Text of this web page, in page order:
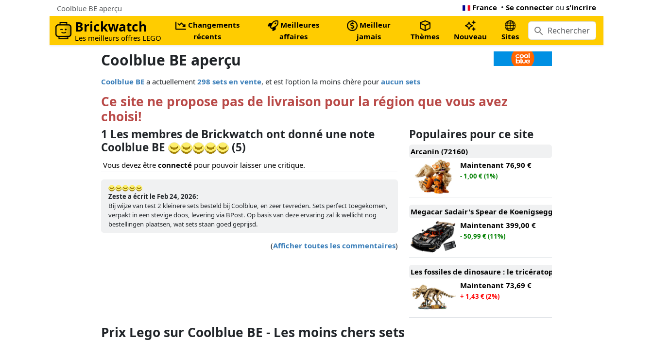
Coolblue BE aperçu France • Se connecter ou s'incrire
Brickwatch
Les meilleurs offres LEGO
Changements
récents
Meilleures
affaires
Meilleur
jamais
Thèmes Nouveau Sites
Coolblue BE aperçu
Coolblue BE a actuellement298 sets en vente, et est l'option la moins chère pouraucun sets
Ce site ne propose pas de livraison pour la région que vous avez
choisi!
1 Les membres de Brickwatch ont donné une note
Coolblue BE
(5)
Vous devez être connecté pour pouvoir laisser une critique.
Zeste a écrit le Feb 24, 2026:
Bij wijze van test 2 kleinere sets besteld bij Coolblue, en zeer tevreden. Sets perfect toegekomen,
verpakt in een stevige doos, levering via BPost. Op basis van deze ervaring zal ik wellicht nog
bestellingen plaatsen, wat sets staan goed geprijsd.
(Afficher toutes les commentaires)
Populaires pour ce site
Arcanin (72160)
Maintenant76,90 €
- 1,00 € (1%)
Megacar Sadair's Spear de Koenigsegg (42232)
Maintenant399,00 €
- 50,99 € (11%)
Les fossiles de dinosaure : le tricératops (77985)
Maintenant73,69 €
+ 1,43 € (2%)
Prix Lego sur Coolblue BE - Les moins chers sets